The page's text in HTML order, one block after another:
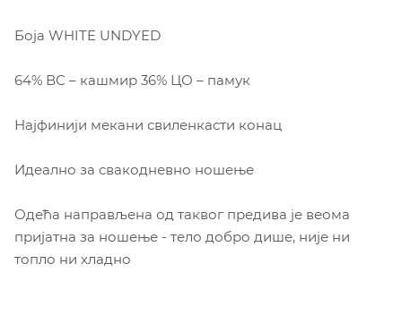
Боја WHITE UNDYED
64% ВС – кашмир 36% ЦО – памук
Најфинији мекани свиленкасти конац
Идеално за свакодневно ношење
Одећа направљена од таквог предива је веома
пријатна за ношење - тело добро дише, није ни
топло ни хладно